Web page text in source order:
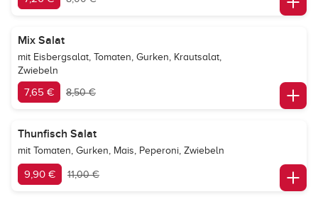
Mix Salat
mit Eisbergsalat, Tomaten, Gurken, Krautsalat,
Zwiebeln
7,65 € 8,50 €
Thunfisch Salat
mit Tomaten, Gurken, Mais, Peperoni, Zwiebeln
9,90 € 11,00 €